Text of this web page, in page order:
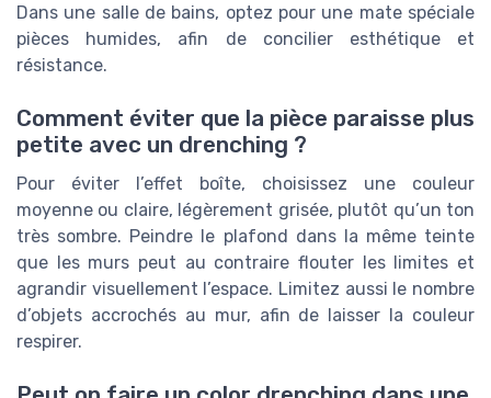
Dans une salle de bains, optez pour une mate spéciale
pièces humides, afin de concilier esthétique et
résistance.
Comment éviter que la pièce paraisse plus
petite avec un drenching ?
Pour éviter l’effet boîte, choisissez une couleur
moyenne ou claire, légèrement grisée, plutôt qu’un ton
très sombre. Peindre le plafond dans la même teinte
que les murs peut au contraire flouter les limites et
agrandir visuellement l’espace. Limitez aussi le nombre
d’objets accrochés au mur, afin de laisser la couleur
respirer.